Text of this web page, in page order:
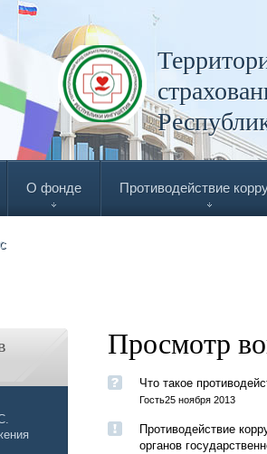
О фонде Противодействие
Просмотр
Что такое
Гость25 ноября 2013
Противодействие
органов